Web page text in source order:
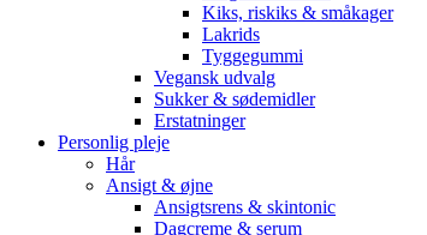
Kiks, riskiks & småkager
Lakrids
Tyggegummi
Vegansk udvalg
Sukker & sødemidler
Erstatninger
Personlig pleje
Hår
Ansigt & øjne
Ansigtsrens & skintonic
Dagcreme & serum